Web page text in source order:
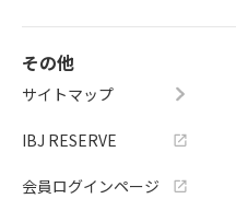
その他
サイトマップ
IBJ RESERVE
会員ログインページ